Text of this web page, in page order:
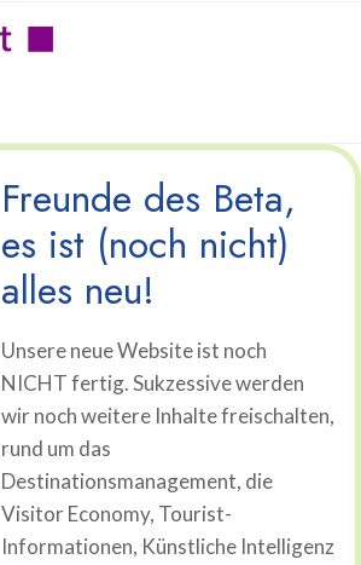
Freunde des Beta,
es ist (noch nicht)
alles neu!
Unsere neue Website ist noch
NICHT fertig. Sukzessive werden
wir noch weitere Inhalte freischalten,
rund um das
Destinationsmanagement, die
Visitor Economy, Tourist-
Informationen, Künstliche Intelligenz